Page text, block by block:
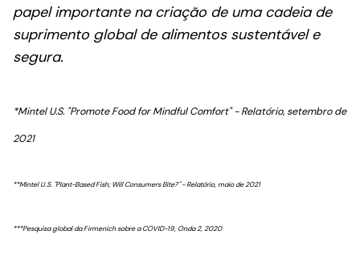
papel importante na criação de uma cadeia de
suprimento global de alimentos sustentável e
segura.
*Mintel U.S. "Promote Food for Mindful Comfort" - Relatório, setembro de
2021
**Mintel U.S. "Plant-Based Fish; Will Consumers Bite?" - Relatório, maio de 2021
***Pesquisa global da Firmenich sobre a COVID-19, Onda 2, 2020